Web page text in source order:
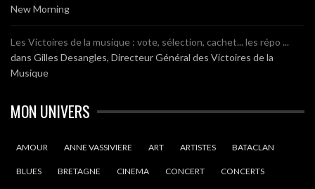
New Morning
Les Victoires de la musique : vote, sélection, cachet... les répo ...
dans Gilles Desangles, Directeur Général des Victoires de la
Musique
MON UNIVERS
AMOUR ANNE VASSIVIERE ART ARTISTES BATACLAN
BLUES BRETAGNE CINEMA CONCERT CONCERTS